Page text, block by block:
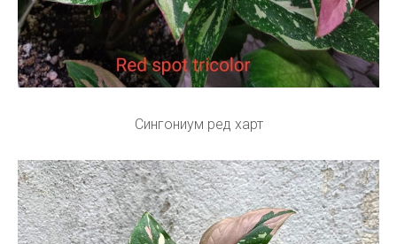
Сингониум ред харт